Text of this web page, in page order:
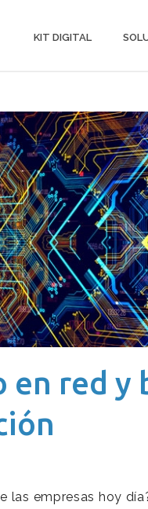
KIT DIGITAL
red y
las empresas hoy